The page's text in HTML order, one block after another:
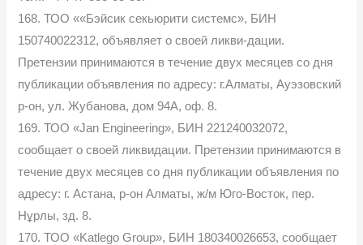
168. ТОО ««Бэйсик секьюрити системс», БИН
150740022312, объявляет о своей ликви-дации.
Претензии принимаются в течение двух месяцев со дня
публикации объявления по адресу: г.Алматы, Ауэзовский
р-он, ул. Жубанова, дом 94А, оф. 8.
169. ТОО «Jan Engineering», БИН 221240032072,
сообщает о своей ликвидации. Претензии принимаются в
течение двух месяцев со дня публикации объявления по
адресу: г. Астана, р-он Алматы, ж/м Юго-Восток, пер.
Нұрлы, зд. 8.
170. ТОО «Katlego Group», БИН 180340026653, сообщает